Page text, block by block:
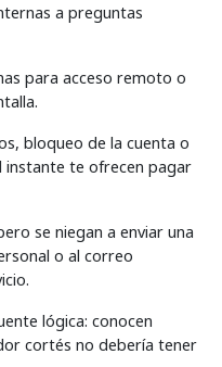
a preguntas
para acceso remoto o
bloqueo de la cuenta o
te ofrecen pagar
se niegan a enviar una
o al correo
lógica: conocen
cortés no debería tener